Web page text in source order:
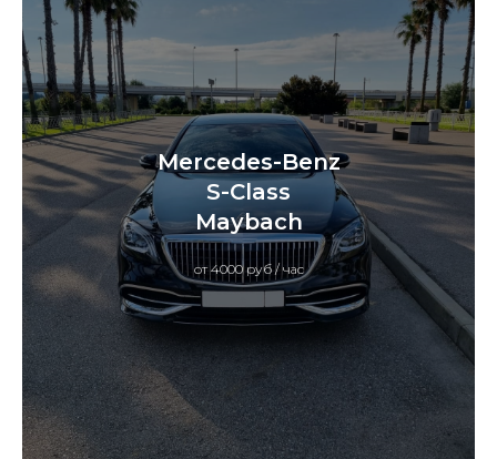
Mercedes-Benz
S-Class
Maybach
от 4000 руб / час